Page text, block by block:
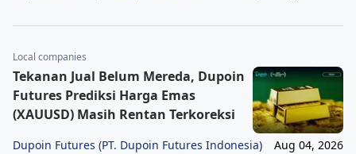
Local companies
Tekanan Jual Belum Mereda, Dupoin
Futures Prediksi Harga Emas
(XAUUSD) Masih Rentan Terkoreksi
Dupoin Futures (PT. Dupoin Futures Indonesia) Aug 04, 2026